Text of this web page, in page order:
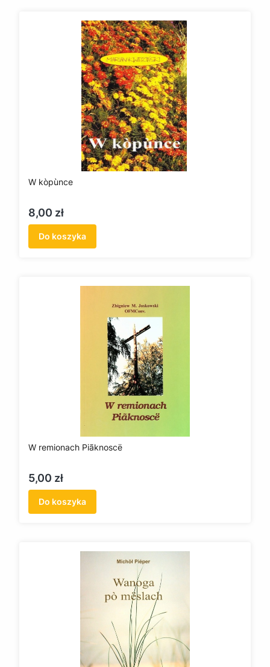
W kòpùnce
Cena
8,00 zł
Do koszyka
W remionach Piãknoscë
Cena
5,00 zł
Do koszyka